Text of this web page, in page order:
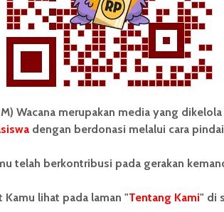
(BOPM) Wacana merupakan pers
dan dikelola secara mandiri oleh
Utara (USU).
FMIPA Rampungkan Draf Acara PMB
Wacana merupakan media yang
dengan berdonasi melalui cara
telah berkontribusi pada gerakan
Kamu lihat pada laman "Tentang Kami" di